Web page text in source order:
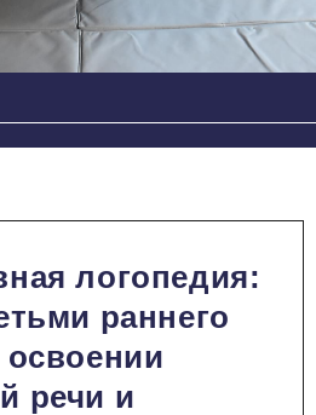
логопедия:
раннего
освоении
речи и